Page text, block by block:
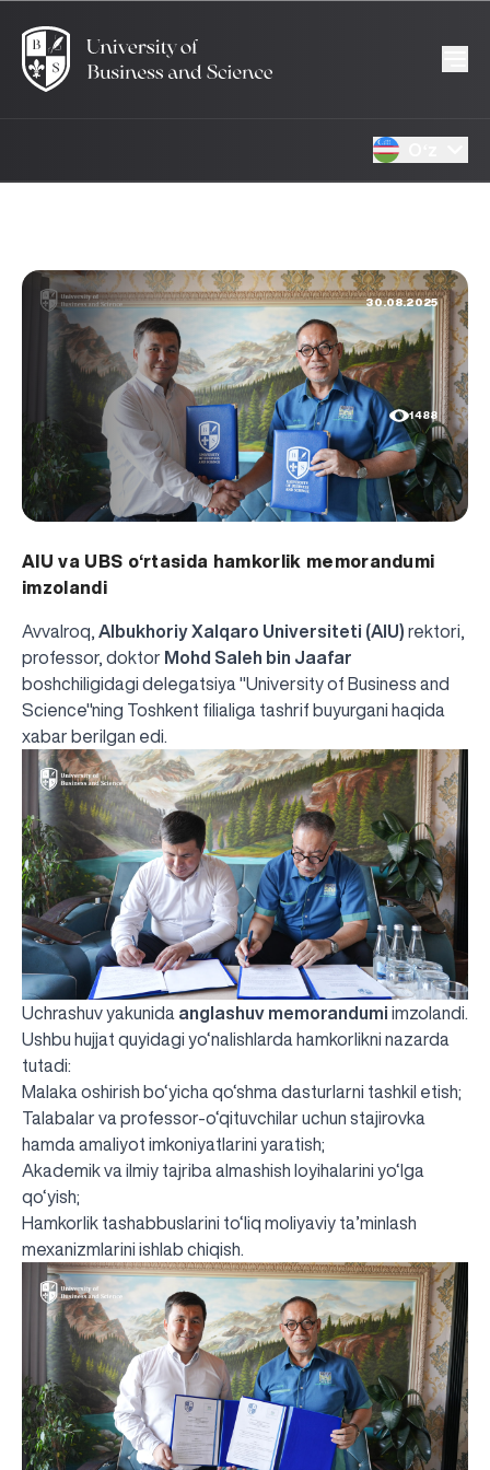
30.08.2025
1488
AIU va UBS o‘rtasida hamkorlik memorandumi
imzolandi
Avvalroq, Albukhoriy Xalqaro Universiteti (AIU) rektori,
professor, doktor Mohd Saleh bin Jaafar
boshchiligidagi delegatsiya "University of Business and
Science"ning Toshkent filialiga tashrif buyurgani haqida
xabar berilgan edi
Uchrashuv yakunida anglashuv memorandumi imzolandi.
Ushbu hujjat quyidagi yo‘nalishlarda hamkorlikni nazarda
tutadi:
Malaka oshirish bo‘yicha qo‘shma dasturlarni tashkil etish;
Talabalar va professor-o‘qituvchilar uchun stajirovka
hamda amaliyot imkoniyatlarini yaratish;
Akademik va ilmiy tajriba almashish loyihalarini yo‘lga
qo‘yish;
Hamkorlik tashabbuslarini to‘liq moliyaviy ta’minlash
mexanizmlarini ishlab chiqish.